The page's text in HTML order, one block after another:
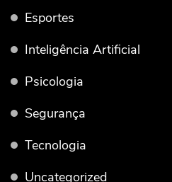
Esportes
Inteligência Artificial
Psicologia
Segurança
Tecnologia
Uncategorized